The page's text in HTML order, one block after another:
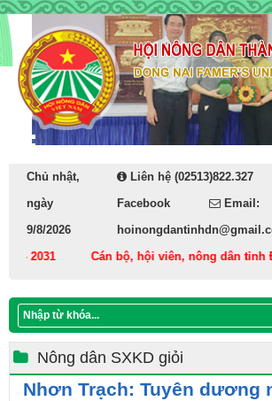
Chủ nhật,
ngày
9/8/2026
Liên hệ (02513)822.327
Facebook
Email:
2031
Cán bộ, hội viên, nông dân tỉnh
Nông dân SXKD giỏi
Nhơn Trạch: Tuyên dương